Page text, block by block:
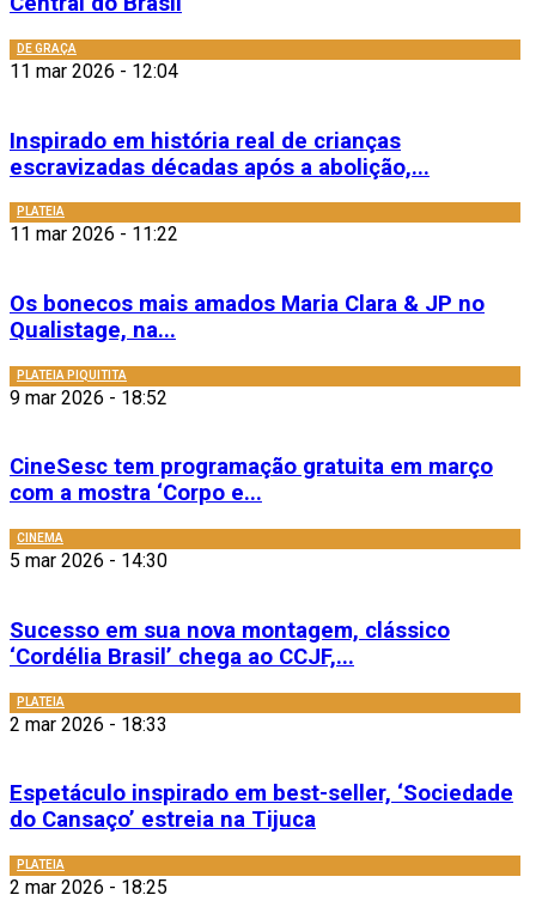
DE GRAÇA
11 mar 2026 - 12:04
Inspirado em história real de crianças
escravizadas décadas após a abolição,...
PLATEIA
11 mar 2026 - 11:22
Os bonecos mais amados Maria Clara & JP no
Qualistage, na...
PLATEIA PIQUITITA
9 mar 2026 - 18:52
CineSesc tem programação gratuita em março
com a mostra ‘Corpo e...
CINEMA
5 mar 2026 - 14:30
Sucesso em sua nova montagem, clássico
‘Cordélia Brasil’ chega ao CCJF,...
PLATEIA
2 mar 2026 - 18:33
Espetáculo inspirado em best-seller, ‘Sociedade
do Cansaço’ estreia na Tijuca
PLATEIA
2 mar 2026 - 18:25